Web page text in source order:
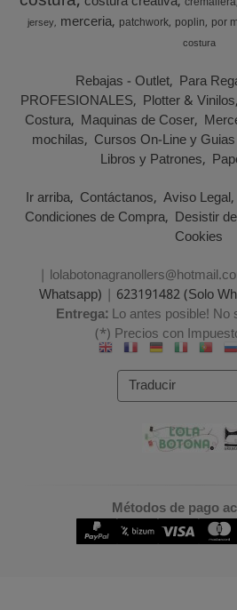
jersey merceria patchwork poplin por
costura
Rebajas - Outlet Para
PROFESIONALES Plotter & Vinilos
Costura Maquinas de Coser
mochilas Cursos On-Line y
Libros y Patrones
Ir arriba Contáctanos Aviso Legal
Condiciones de Compra Desistir
Cookies
|
Whatsapp) | 623191482 (Solo
Entrega:Lo antes posible!
(*) Precios con
Métodos de pago